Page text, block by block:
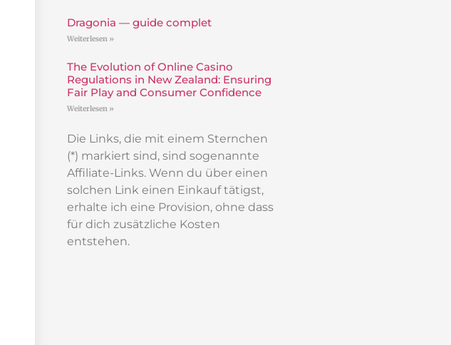
Dragonia — guide complet
Weiterlesen »
The Evolution of Online Casino
Regulations in New Zealand: Ensuring
Fair Play and Consumer Confidence
Weiterlesen »
Die Links, die mit einem Sternchen
(*) markiert sind, sind sogenannte
Affiliate-Links. Wenn du über einen
solchen Link einen Einkauf tätigst,
erhalte ich eine Provision, ohne dass
für dich zusätzliche Kosten
entstehen.